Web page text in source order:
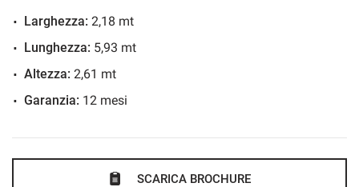
Larghezza: 2,18 mt
Lunghezza: 5,93 mt
Altezza: 2,61 mt
Garanzia: 12 mesi
SCARICA BROCHURE